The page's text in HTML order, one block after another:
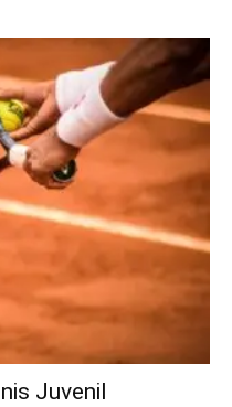
Juvenil